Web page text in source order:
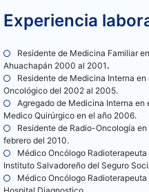
Experiencia
Residente de Medicina Familiar
Ahuachapán 2000 al 2001 .
Residente de Medicina Interna
Oncológico del 2002 al 2005.
Agregado de Medicina Interna
Medico Quirúrgico en el año 2006.
Residente de Radio-Oncología
febrero del 2010.
Médico Oncólogo
Instituto Salvadoreño del Seguro
Médico Oncólogo